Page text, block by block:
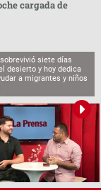
cargada de
siete días
desierto y hoy dedica
a migrantes y niños